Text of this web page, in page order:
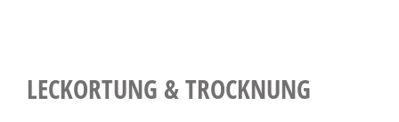
LECKORTUNG & TROCKNUNG